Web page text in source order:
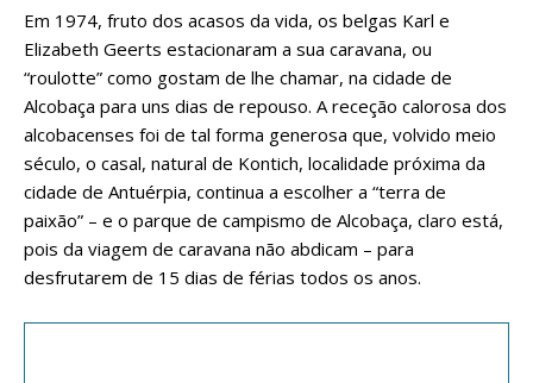
Em 1974, fruto dos acasos da vida, os belgas Karl e
Elizabeth Geerts estacionaram a sua caravana, ou
“roulotte” como gostam de lhe chamar, na cidade de
Alcobaça para uns dias de repouso. A receção calorosa dos
alcobacenses foi de tal forma generosa que, volvido meio
século, o casal, natural de Kontich, localidade próxima da
cidade de Antuérpia, continua a escolher a “terra de
paixão” – e o parque de campismo de Alcobaça, claro está,
pois da viagem de caravana não abdicam – para
desfrutarem de 15 dias de férias todos os anos.